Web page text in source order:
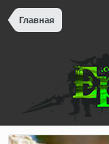
Главная